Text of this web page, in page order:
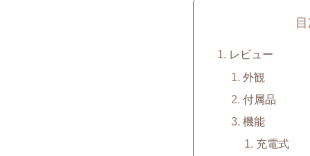
レビュー
外観
付属品
機能
充電式